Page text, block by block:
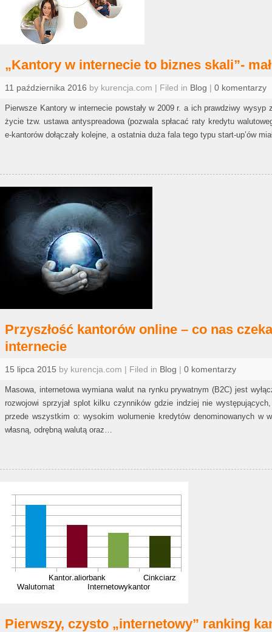
„Kantory w internecie to biznes skali”-
11 października 2016 by kurencja.com | Filed in Blog | 0 komentarzy
Pierwsze Kantory w internecie powstały w 2009 r. a ich prawdziwy wysyp
życie tzw. ustawa antyspreadowa (pozwala spłacać raty kredytu
e-kantorów dołączały kolejne, a ostatnia duża fala tego typu start-up’ów
Przyszłość kantorów online – co nas
internecie
15 lipca 2015 by kurencja.com | Filed in Blog | 0 komentarzy
Masowa, internetowa wymiana walut na rynku prywatnym (B2C) jest
rozwojowi sprzyjał splot kilku czynników gdzie indziej nie
przede wszystkim o: wysokim wolumenie kredytów denominowanych w
własną, odrębną walutą oraz…
Pierwszy, czysto „internetowy” ranking